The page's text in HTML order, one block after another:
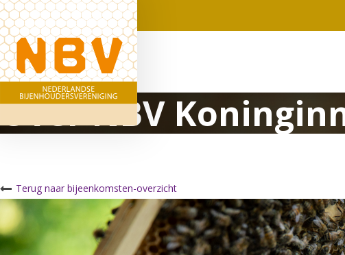
Over NBV
Terug naar bijeenkomsten-overzicht